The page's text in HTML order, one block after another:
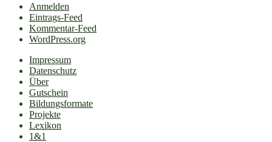
Anmelden
Eintrags-Feed
Kommentar-Feed
WordPress.org
Impressum
Datenschutz
Über
Gutschein
Bildungsformate
Projekte
Lexikon
1&1